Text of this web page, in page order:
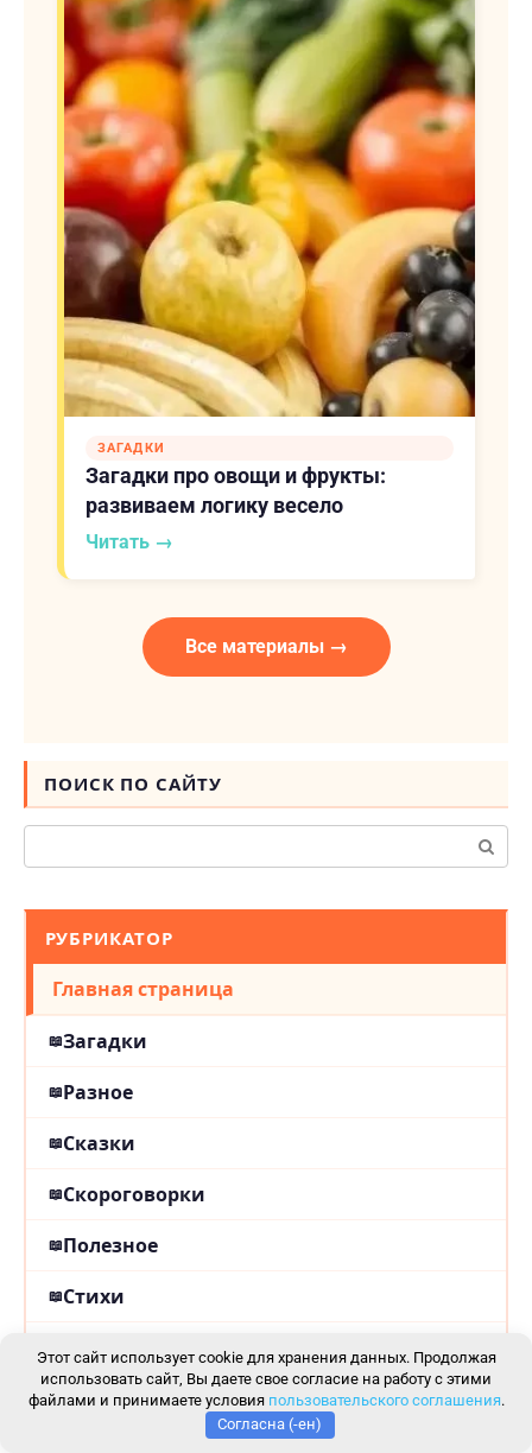
ЗАГАДКИ
Загадки про овощи и фрукты:
развиваем логику весело
Читать →
Все материалы →
ПОИСК ПО САЙТУ
Поиск:
РУБРИКАТОР
Главная страница
Загадки
Разное
Сказки
Скороговорки
Полезное
Стихи
Статьи
Этот сайт использует cookie для хранения данных. Продолжая
использовать сайт, Вы даете свое согласие на работу с этими
файлами и принимаете условия пользовательского соглашения.
Согласна (-ен)